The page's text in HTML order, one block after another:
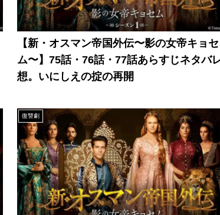
【新・オスマン帝国外伝〜影の女帝キョセ
ム〜】75話・76話・77話あらすじネタバ
想。いにしえの掟の再開
復讐劇